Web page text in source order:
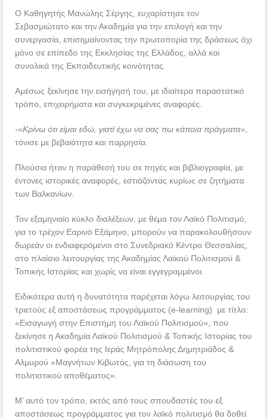
Ο Καθηγητής Μανώλης Σέργης, ευχαρίστησε τον
Σεβασμιώτατο και την Ακαδημία για την επιλογή και την
συνεργασία, επισημαίνοντας την πρωτοπορία της δράσεως όχι
μόνο σε επίπεδο της Εκκλησίας της Ελλάδος, αλλά και
συνολικά της Εκπαιδευτικής κοινότητας.
Αμέσως ξεκίνησε την εισήγησή του, με ιδιαίτερα παραστατικό
τρόπο, επιχειρήματα και συγκεκριμένες αναφορές.
-«Κρίνω ότι είμαι εδώ, γιατί έχω να σας πω κάποια πράγματα»,
τόνισε με βεβαιότητα και παρρησία.
Πλούσια ήταν η παράθεσή του σε πηγές και βιβλιογραφία, με
έντονες ιστορικές αναφορές, εστιάζοντας κυρίως σε ζητήματα
των Βαλκανίων.
Τον εξαμηνιαίο κύκλο διαλέξεων, με θέμα τον Λαϊκό Πολιτισμό,
για το τρέχον Εαρινό Εξάμηνο, μπορούν να παρακολουθήσουν
δωρεάν οι ενδιαφερόμενοι στο Συνεδριακό Κέντρο Θεσσαλίας,
στο πλαίσιο λειτουργίας της Ακαδημίας Λαϊκού Πολιτισμού &
Τοπικής Ιστορίας και χωρίς να είναι εγγεγραμμένοι.
Ειδικότερα αυτή η δυνατότητα παρέχεται λόγω λειτουργίας του
τριετούς εξ αποστάσεως προγράμματος (e-learning) με τίτλο:
«Εισαγωγή στην Επιστήμη του Λαϊκού Πολιτισμού», που
ξεκίνησε η Ακαδημία Λαϊκού Πολιτισμού & Τοπικής Ιστορίας του
πολιτιστικού φορέα της Ιεράς Μητρόπολης Δημητριάδος &
Αλμυρού «Μαγνήτων Κιβωτός, για τη διάσωση του
πολιτιστικού αποθέματος».
Μ’ αυτό τον τρόπο, εκτός από τους σπουδαστές του εξ
αποστάσεως προγράμματος για τον λαϊκό πολιτισμό θα δοθεί